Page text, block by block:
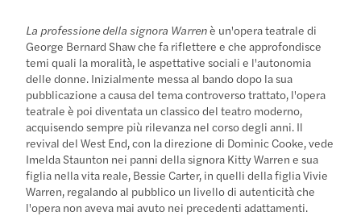
La professione della signora Warrenè un'opera teatrale di
George Bernard Shaw che fa riflettere e che approfondisce
temi quali la moralità, le aspettative sociali e l'autonomia
delle donne. Inizialmente messa al bando dopo la sua
pubblicazione a causa del tema controverso trattato, l'opera
teatrale è poi diventata un classico del teatro moderno,
acquisendo sempre più rilevanza nel corso degli anni. Il
revival del West End, con la direzione di Dominic Cooke, vede
Imelda Staunton nei panni della signora Kitty Warren e sua
figlia nella vita reale, Bessie Carter, in quelli della figlia Vivie
Warren, regalando al pubblico un livello di autenticità che
l'opera non aveva mai avuto nei precedenti adattamenti.